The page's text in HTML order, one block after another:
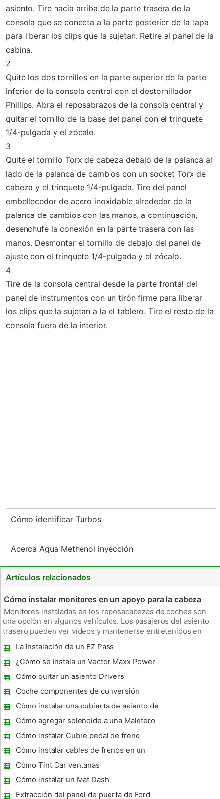
asiento. Tire hacia arriba de la parte trasera de la
consola que se conecta a la parte posterior de la tapa
para liberar los clips que la sujetan. Retire el panel de la
cabina.
2
Quite los dos tornillos en la parte superior de la parte
inferior de la consola central con el destornillador
Phillips. Abra el reposabrazos de la consola central y
quitar el tornillo de la base del panel con el trinquete
1/4-pulgada y el zócalo.
3
Quite el tornillo Torx de cabeza debajo de la palanca al
lado de la palanca de cambios con un socket Torx de
cabeza y el trinquete 1/4-pulgada. Tire del panel
embellecedor de acero inoxidable alrededor de la
palanca de cambios con las manos, a continuación,
desenchufe la conexión en la parte trasera con las
manos. Desmontar el tornillo de debajo del panel de
ajuste con el trinquete 1/4-pulgada y el zócalo.
4
Tire de la consola central desde la parte frontal del
panel de instrumentos con un tirón firme para liberar
los clips que la sujetan a la el tablero. Tire el resto de la
consola fuera de la interior.
Cómo identificar Turbos
Acerca Agua Methenol inyección
Artículos relacionados
Cómo instalar monitores en un apoyo para la cabeza
Monitores instaladas en los reposacabezas de coches son
una opción en algunos vehículos. Los pasajeros del asiento
trasero pueden ver vídeos y mantenerse entretenidos en
mantenimiento de la paz cuando se tienen niños en la parte
trasera. Kits de m
La instalación de un EZ Pass
¿Cómo se instala un Vector Maxx Power
Inverter?
Cómo quitar un asiento Drivers
Coche componentes de conversión
eléctrica
Cómo instalar una cubierta de asiento de
banco
Cómo agregar solenoide a una Maletero
Cómo instalar Cubre pedal de freno
Cómo instalar cables de frenos en un
remolque para una odisea
Cómo Tint Car ventanas
Cómo instalar un Mat Dash
Extracción del panel de puerta de Ford